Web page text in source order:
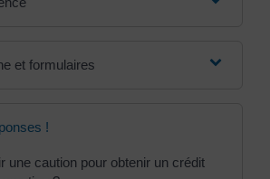
et formulaires
!
une caution pour obtenir un crédit